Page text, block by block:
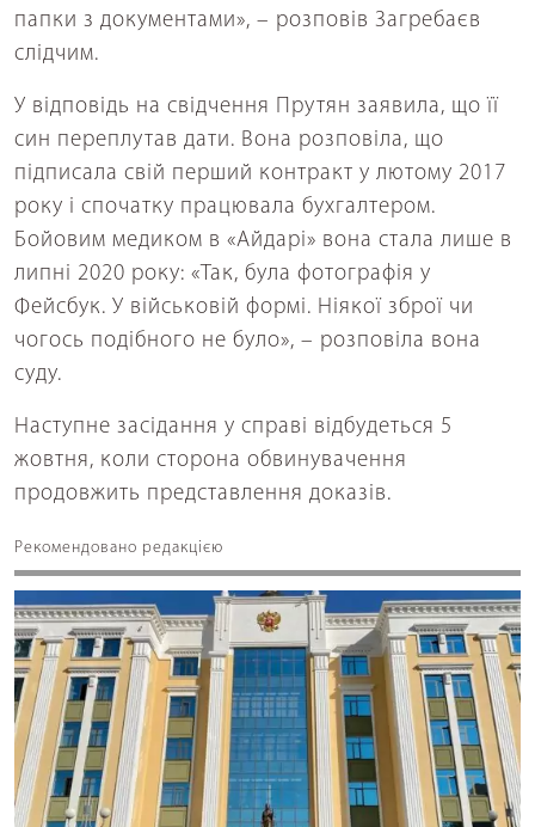
папки з документами», – розповів Загребаєв
слідчим.
У відповідь на свідчення Прутян заявила, що її
син переплутав дати. Вона розповіла, що
підписала свій перший контракт у лютому 2017
року і спочатку працювала бухгалтером.
Бойовим медиком в «Айдарі» вона стала лише в
липні 2020 року: «Так, була фотографія у
Фейсбук. У військовій формі. Ніякої зброї чи
чогось подібного не було», – розповіла вона
суду.
Наступне засідання у справі відбудеться 5
жовтня, коли сторона обвинувачення
продовжить представлення доказів.
Рекомендовано редакцією